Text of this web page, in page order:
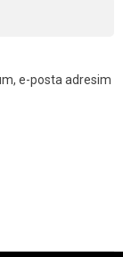
e-posta adresim